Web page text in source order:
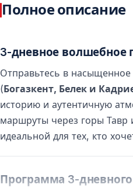
Полное описание
3-дневное волшебное
Отправьтесь в
(Богазкент, Белек и
историю и аутентичную
маршруты через горы Тавр
идеальной для тех, кто
Программа 3-